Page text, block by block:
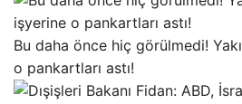
Bu daha önce hiç görülmedi!
o pankartları astı!